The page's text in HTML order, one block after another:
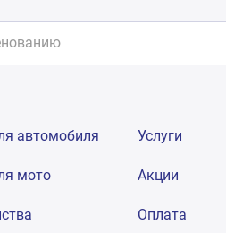
автомобиля
мото
Услуги
Акции
Оплата